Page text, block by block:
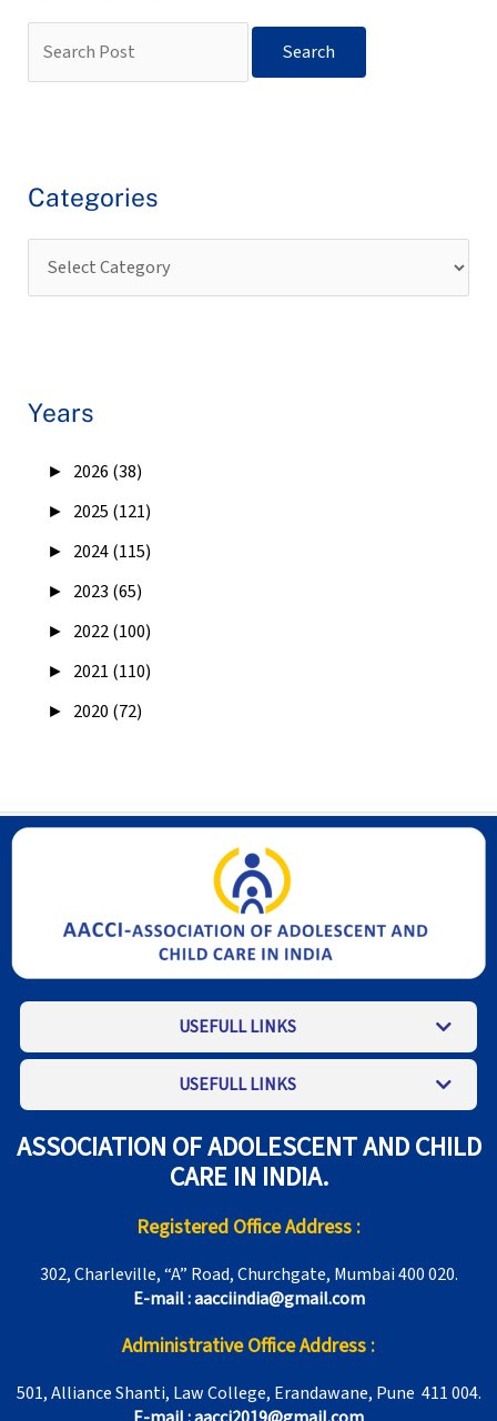
Categories
Years
► 2026 (38)
► 2025 (121)
► 2024 (115)
► 2023 (65)
► 2022 (100)
► 2021 (110)
► 2020 (72)
USEFULL LINKS
USEFULL LINKS
ASSOCIATION OF ADOLESCENT AND CHILD
CARE IN INDIA.
Registered Office Address :
302, Charleville, “A” Road, Churchgate, Mumbai 400 020.
E-mail : aacciindia@gmail.com
Administrative Office Address :
501, Alliance Shanti, Law College, Erandawane, Pune 411 004.